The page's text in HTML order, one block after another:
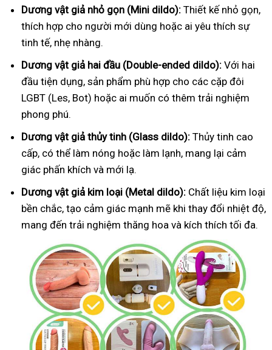
Dương vật giả nhỏ gọn (Mini dildo): Thiết kế nhỏ gọn,
thích hợp cho người mới dùng hoặc ai yêu thích sự
tinh tế, nhẹ nhàng.
Dương vật giả hai đầu (Double-ended dildo): Với hai
đầu tiện dụng, sản phẩm phù hợp cho các cặp đôi
LGBT (Les, Bot) hoặc ai muốn có thêm trải nghiệm
phong phú.
Dương vật giả thủy tinh (Glass dildo): Thủy tinh cao
cấp, có thể làm nóng hoặc làm lạnh, mang lại cảm
giác phấn khích và mới lạ.
Dương vật giả kim loại (Metal dildo): Chất liệu kim loại
bền chắc, tạo cảm giác mạnh mẽ khi thay đổi nhiệt độ,
mang đến trải nghiệm thăng hoa và kích thích tối đa.